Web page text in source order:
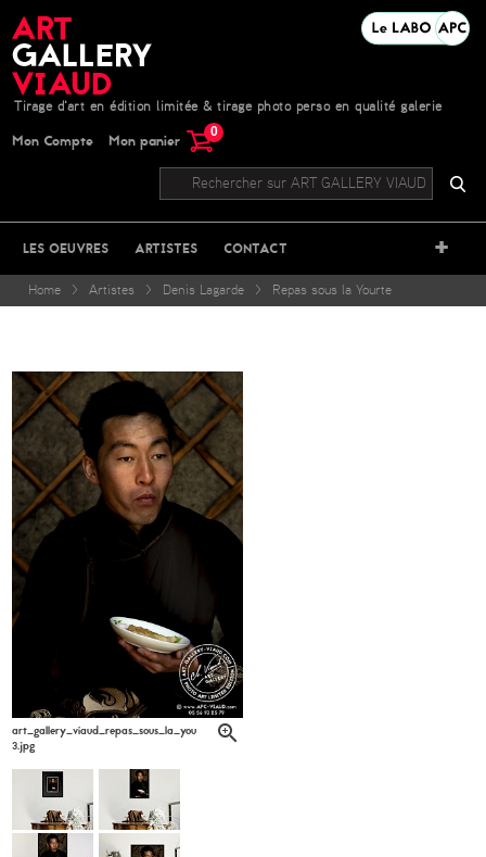
Tirage d'art en édition limitée & tirage photo perso en qualité galerie
Mon Compte Mon panier 0
LES OEUVRES ARTISTES CONTACT +
Home > Artistes > Denis Lagarde > Repas sous la Yourte
art_gallery_viaud_repas_sous_la_yourte_denis_lagarde6-
3.jpg